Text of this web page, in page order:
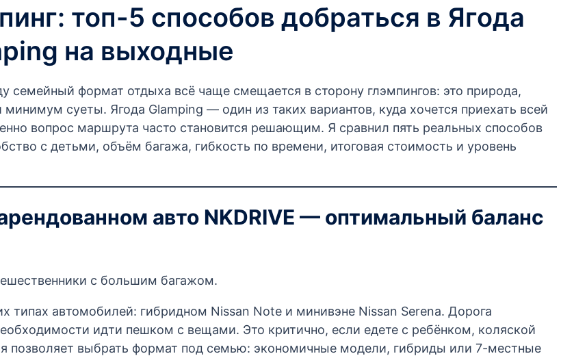
топ-5 способов добраться в Ягода
на выходные
семейный формат отдыха всё чаще смещается в сторону глэмпингов: это природа,
суеты. Ягода Glamping — один из таких вариантов, куда хочется приехать всей
вопрос маршрута часто становится решающим. Я сравнил пять реальных способов
с детьми, объём багажа, гибкость по времени, итоговая стоимость и уровень
авто NKDRIVE — оптимальный баланс
с большим багажом.
типах автомобилей: гибридном Nissan Note и минивэне Nissan Serena. Дорога
идти пешком с вещами. Это критично, если едете с ребёнком, коляской
позволяет выбрать формат под семью: экономичные модели, гибриды или 7-местные